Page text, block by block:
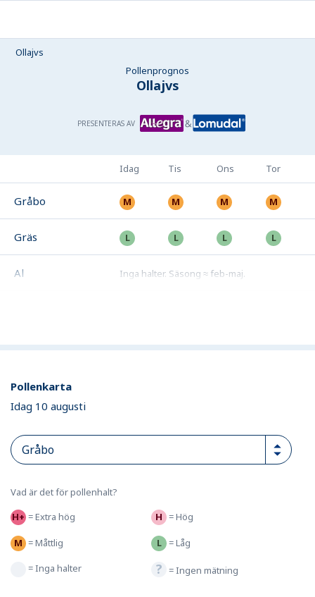
Ollajvs
Pollenprognos
Ollajvs
PRESENTERAS AV
Idag Tis Ons Tor
Gråbo
Gräs
Al Inga halter. Säsong ≈ feb-maj.
Pollenkarta
Idag 10 augusti
Vad är det för pollenhalt?
=Extra hög =Hög
=Måttlig =Låg
=Inga halter =Ingen mätning